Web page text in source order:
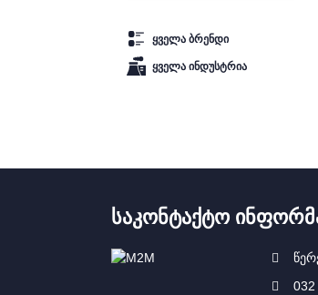
ყველა ბრენდი
ყველა ინდუსტრია
ᲡᲐᲙᲝᲜᲢᲐᲥᲢᲝ
032